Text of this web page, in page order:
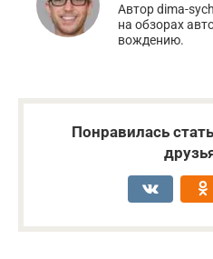
Автор dima-
на обзорах
вождению.
Понравилась